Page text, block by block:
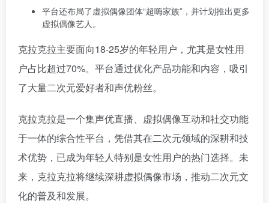
平台还布局了虚拟偶像团体“超嗨家族”，并计划推出更多
虚拟偶像艺人。
克拉克拉主要面向18-25岁的年轻用户，尤其是女性用
户占比超过70%。平台通过优化产品功能和内容，吸引
了大量二次元爱好者和声优粉丝。
克拉克拉是一个集声优直播、虚拟偶像互动和社交功能
于一体的综合性平台，凭借其在二次元领域的深耕和技
术优势，已成为年轻人特别是女性用户的热门选择。未
来，克拉克拉将继续深耕虚拟偶像市场，推动二次元文
化的普及和发展。